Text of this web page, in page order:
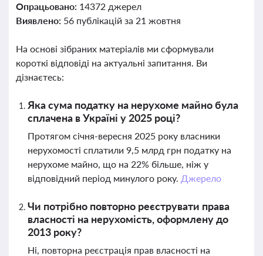
Опрацьовано: 14372 джерел
Виявлено: 56 публікацій за 21 жовтня
На основі зібраних матеріалів ми сформували
короткі відповіді на актуальні запитання. Ви
дізнаєтесь:
Яка сума податку на нерухоме майно була
сплачена в Україні у 2025 році?
Протягом січня-вересня 2025 року власники
нерухомості сплатили 9,5 млрд грн податку на
нерухоме майно, що на 22% більше, ніж у
відповідний період минулого року. Джерело
Чи потрібно повторно реєструвати права
власності на нерухомість, оформлену до
2013 року?
Ні, повторна реєстрація прав власності на